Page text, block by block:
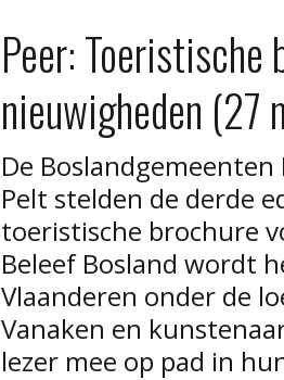
Peer: Toeristische
nieuwigheden
De Boslandgemeenten
Pelt stelden de derde
toeristische brochure
Beleef Bosland wordt
Vlaanderen onder de
Vanaken en
lezer mee op pad in